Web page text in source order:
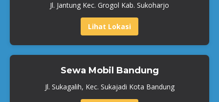
Jl. Jantung Kec. Grogol Kab. Sukoharjo
Lihat Lokasi
Sewa Mobil Bandung
Jl. Sukagalih, Kec. Sukajadi Kota Bandung